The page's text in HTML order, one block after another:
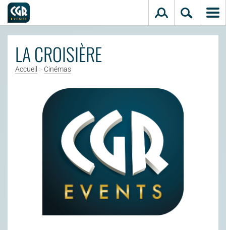
Aller au contenu principal
LA CROISIÈRE
Accueil > Cinémas